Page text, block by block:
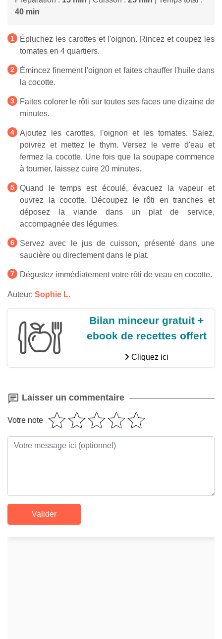
40 min
Épluchez les carottes et l'oignon. Rincez et coupez les
tomates en 4 quartiers.
Émincez finement l'oignon et faites chauffer l'huile dans
la cocotte.
Faites colorer le rôti sur toutes ses faces une dizaine de
minutes.
Ajoutez les carottes, l'oignon et les tomates. Salez,
poivrez et mettez le thym. Versez le verre d'eau et
fermez la cocotte. Une fois que la soupape commence
à tourner, laissez cuire 20 minutes.
Quand le temps est écoulé, évacuez la vapeur et
ouvrez la cocotte. Découpez le rôti en tranches et
déposez la viande dans un plat de service,
accompagnée des légumes.
Servez avec le jus de cuisson, présenté dans une
saucière ou directement dans le plat.
Dégustez immédiatement votre rôti de veau en cocotte.
Auteur: Sophie L.
Bilan minceur gratuit +
ebook de recettes offert
Cliquez ici
Laisser un commentaire
Votre note